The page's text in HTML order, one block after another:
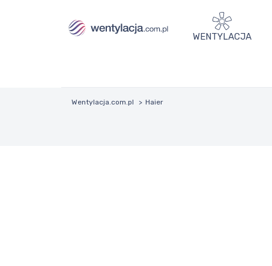
WENTYLACJA
Wentylacja.com.pl Haier